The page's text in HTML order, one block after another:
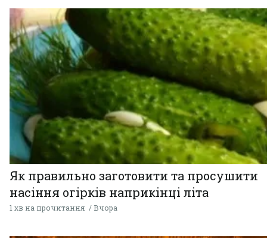
Як правильно заготовити та просушити
насіння огірків наприкінці літа
1 хв на прочитання Вчора